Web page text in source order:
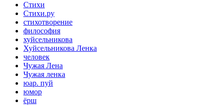
Стихи
Стихи.ру
стихотворение
философия
хуйсельникова
Хуйсельникова Ленка
человек
Чужая Лена
Чужая ленка
юар. пуй
юмор
ёрш